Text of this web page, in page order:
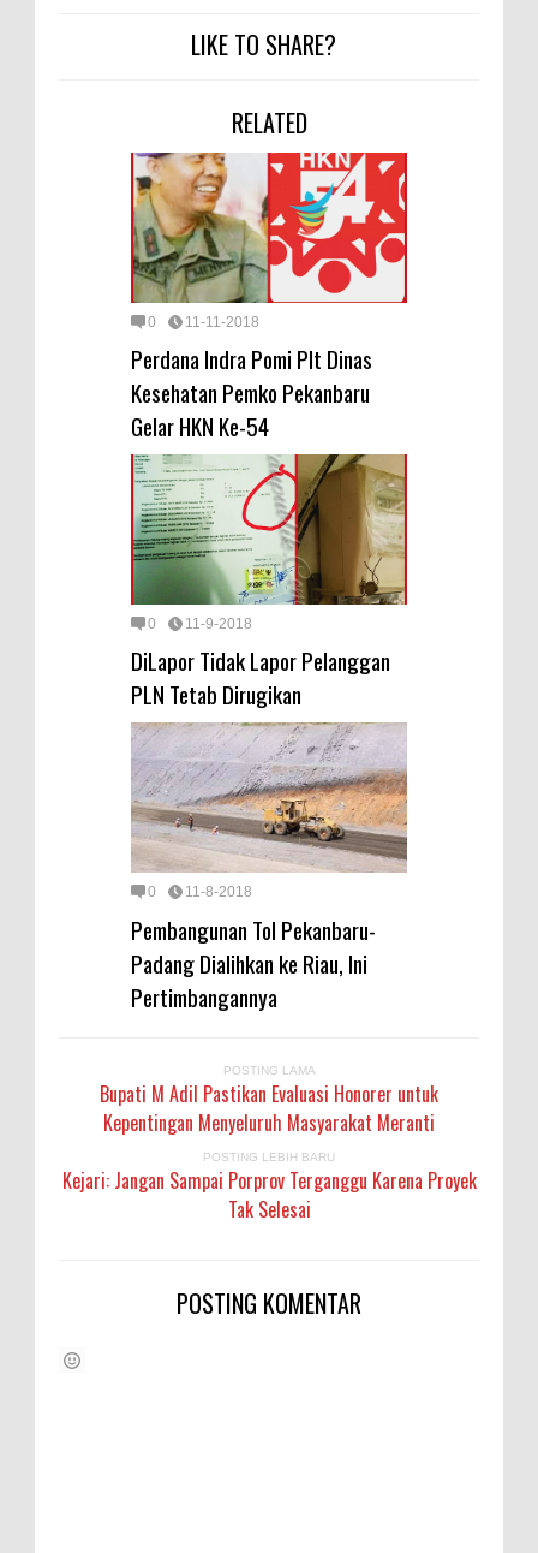
LIKE TO SHARE?
RELATED
0 11-11-2018
Perdana Indra Pomi Plt Dinas
Kesehatan Pemko Pekanbaru
Gelar HKN Ke-54
0 11-9-2018
DiLapor Tidak Lapor Pelanggan
PLN Tetab Dirugikan
0 11-8-2018
Pembangunan Tol Pekanbaru-
Padang Dialihkan ke Riau, Ini
Pertimbangannya
POSTING LAMA
Bupati M Adil Pastikan Evaluasi Honorer untuk
Kepentingan Menyeluruh Masyarakat Meranti
POSTING LEBIH BARU
Kejari: Jangan Sampai Porprov Terganggu Karena Proyek
Tak Selesai
POSTING KOMENTAR